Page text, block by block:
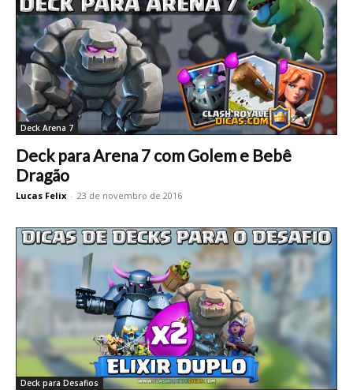
Deck Arena 7
Deck para Arena 7 com Golem e Bebê
Dragão
Lucas Felix - 23 de novembro de 2016
Deck para Desafios